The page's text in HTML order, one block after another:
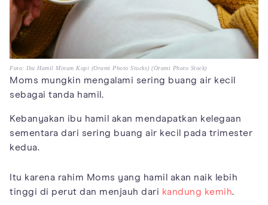
Foto: Ibu Hamil Minum Kopi (Orami Photo Stocks) (Orami Photo Stock)
Moms mungkin mengalami sering buang air kecil
sebagai tanda hamil.
Kebanyakan ibu hamil akan mendapatkan kelegaan
sementara dari sering buang air kecil pada trimester
kedua.
Itu karena rahim Moms yang hamil akan naik lebih
tinggi di perut dan menjauh dari kandung kemih.